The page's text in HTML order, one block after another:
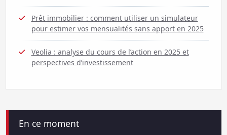
Prêt immobilier : comment utiliser un simulateur
pour estimer vos mensualités sans apport en 2025
Veolia : analyse du cours de l’action en 2025 et
perspectives d’investissement
En ce moment